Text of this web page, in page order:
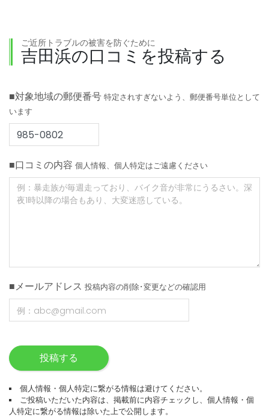
ご近所トラブルの被害を防ぐために
吉田浜の口コミを投稿する
■対象地域の郵便番号 特定されすぎないよう、郵便番号単位として
います
■口コミの内容 個人情報、個人特定はご遠慮ください
■メールアドレス 投稿内容の削除･変更などの確認用
投稿する
個人情報・個人特定に繋がる情報は避けてください。
ご投稿いただいた内容は、掲載前に内容チェックし、個人情報・個
人特定に繋がる情報は除いた上で公開します。